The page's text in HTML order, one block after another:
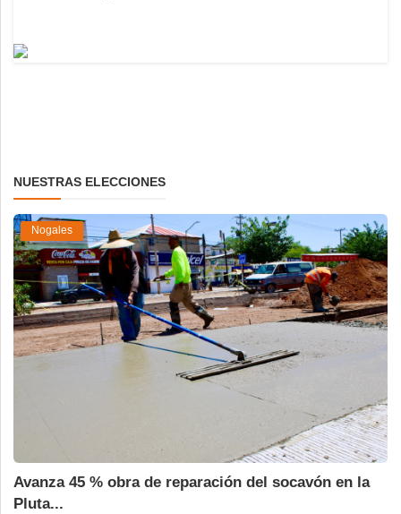
NUESTRAS ELECCIONES
Nogales
Avanza 45 % obra de reparación del socavón en la
Pluta...